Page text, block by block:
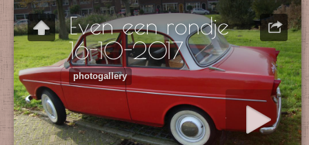
Even een rondje
16-10-2017
photogallery
Start slideshow